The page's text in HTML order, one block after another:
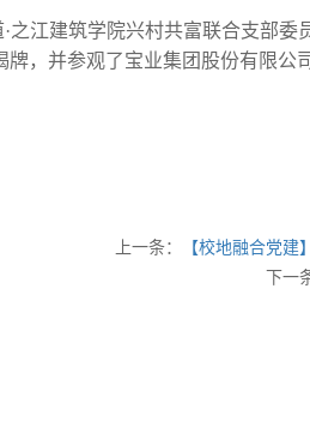
之江建筑学院兴村共富联合支部委
，并参观了宝业集团股份有限公
上一条：
【校地融合党
下一